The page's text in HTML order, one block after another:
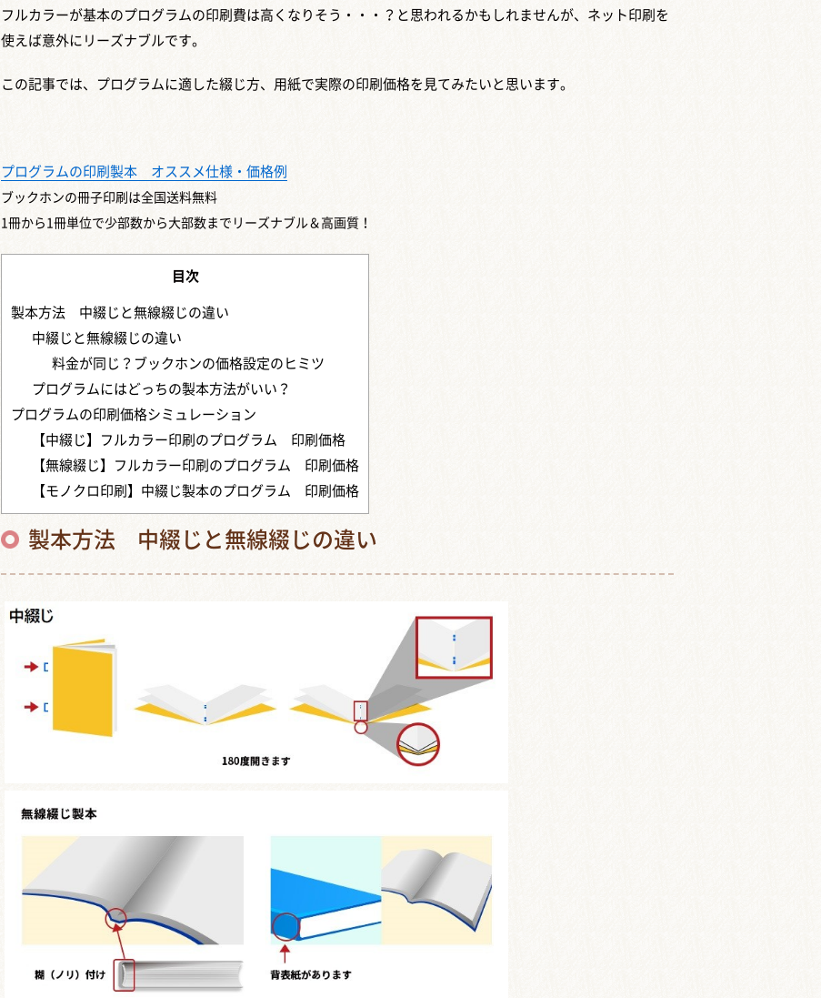
フルカラーが基本のプログラムの印刷費は高くなりそう・・・？と思われるかもしれませんが、ネット印刷を
使えば意外にリーズナブルです。
この記事では、プログラムに適した綴じ方、用紙で実際の印刷価格を見てみたいと思います。
プログラムの印刷製本 オススメ仕様・価格例
ブックホンの冊子印刷は全国送料無料
1冊から1冊単位で少部数から大部数までリーズナブル＆高画質！
目次
製本方法 中綴じと無線綴じの違い
中綴じと無線綴じの違い
料金が同じ？ブックホンの価格設定のヒミツ
プログラムにはどっちの製本方法がいい？
プログラムの印刷価格シミュレーション
【中綴じ】フルカラー印刷のプログラム 印刷価格
【無線綴じ】フルカラー印刷のプログラム 印刷価格
【モノクロ印刷】中綴じ製本のプログラム 印刷価格
製本方法 中綴じと無線綴じの違い